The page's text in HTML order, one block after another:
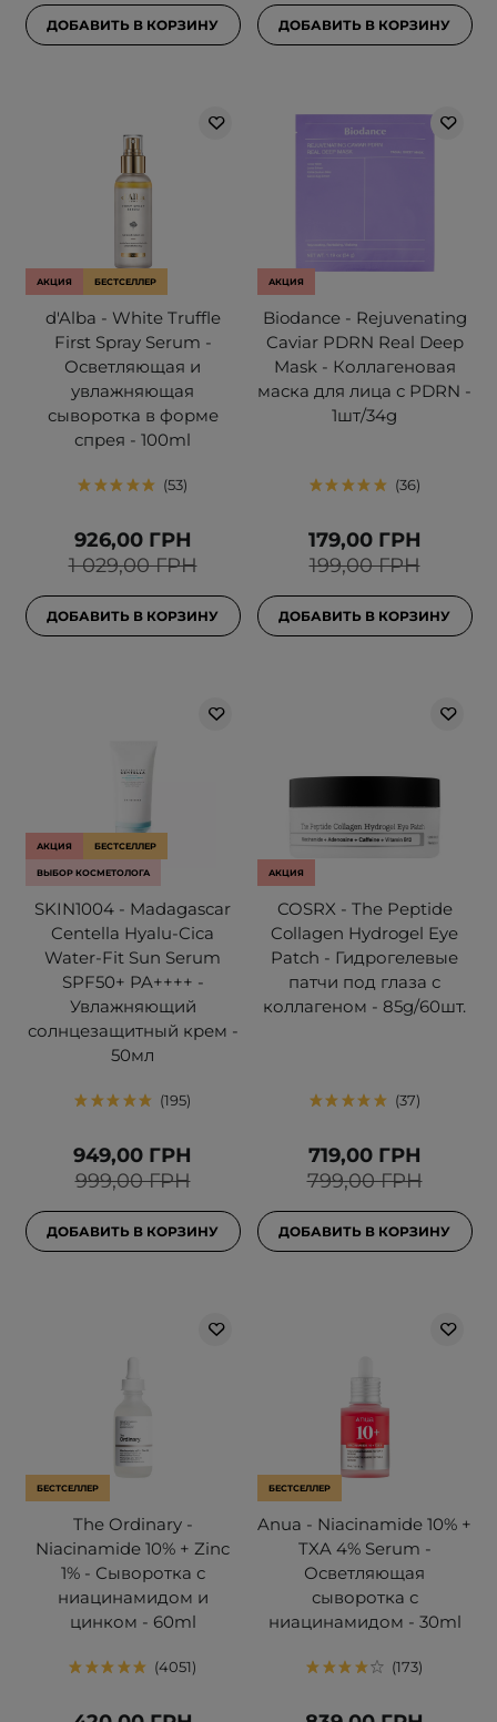
ДОБАВИТЬ В КОРЗИНУ ДОБАВИТЬ В КОРЗИНУ
АКЦИЯ БЕСТСЕЛЛЕР
d'Alba - White Truffle
First Spray Serum -
Осветляющая и
увлажняющая
сыворотка в форме
спрея - 100ml
53
1 029,00 ГРН
926,00 ГРН
ДОБАВИТЬ В КОРЗИНУ
АКЦИЯ
Biodance - Rejuvenating
Caviar PDRN Real Deep
Mask - Коллагеновая
маска для лица с PDRN -
1шт/34g
36
199,00 ГРН
179,00 ГРН
ДОБАВИТЬ В КОРЗИНУ
АКЦИЯ БЕСТСЕЛЛЕР
ВЫБОР КОСМЕТОЛОГА
SKIN1004 - Madagascar
Centella Hyalu-Cica
Water-Fit Sun Serum
SPF50+ PA++++ -
Увлажняющий
солнцезащитный крем -
50мл
195
999,00 ГРН
949,00 ГРН
ДОБАВИТЬ В КОРЗИНУ
АКЦИЯ
COSRX - The Peptide
Collagen Hydrogel Eye
Patch - Гидрогелевые
патчи под глаза с
коллагеном - 85g/60шт.
37
799,00 ГРН
719,00 ГРН
ДОБАВИТЬ В КОРЗИНУ
БЕСТСЕЛЛЕР
The Ordinary -
Niacinamide 10% + Zinc
1% - Сыворотка с
ниацинамидом и
цинком - 60ml
4051
БЕСТСЕЛЛЕР
Anua - Niacinamide 10% +
TXA 4% Serum -
Осветляющая
сыворотка с
ниацинамидом - 30ml
173